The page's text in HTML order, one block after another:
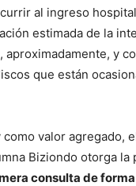
al ingreso
estimada de la
aproximadamente, y
que están
valor agregado,
Biziondo otorga la
consulta de